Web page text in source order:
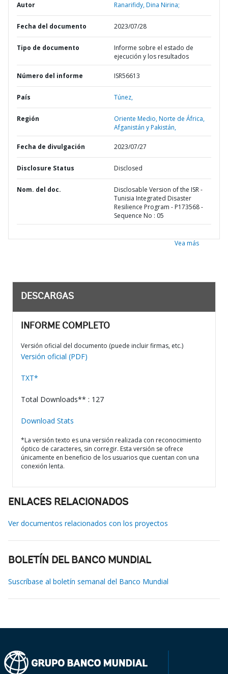
Autor Ranarifidy, Dina Nirina;
Fecha del documento 2023/07/28
Tipo de documento
Informe sobre el estado de
ejecución y los resultados
Número del informe ISR56613
País Túnez,
Región
Oriente Medio, Norte de África,
Afganistán y Pakistán,
Fecha de divulgación 2023/07/27
Disclosure Status Disclosed
Nom. del doc.
Disclosable Version of the ISR -
Tunisia Integrated Disaster
Resilience Program - P173568 -
Sequence No : 05
Vea más
DESCARGAS
INFORME COMPLETO
Versión oficial del documento (puede incluir firmas, etc.)
Versión oficial (PDF)
TXT*
Total Downloads** : 127
Download Stats
*La versión texto es una versión realizada con reconocimiento
óptico de caracteres, sin corregir. Esta versión se ofrece
únicamente en beneficio de los usuarios que cuentan con una
conexión lenta.
ENLACES RELACIONADOS
Ver documentos relacionados con los proyectos
BOLETÍN DEL BANCO MUNDIAL
Suscríbase al boletín semanal del Banco Mundial